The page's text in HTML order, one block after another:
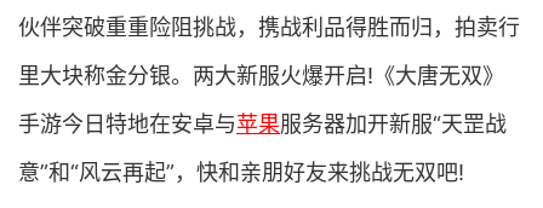
伙伴突破重重险阻挑战，携战利品得胜而归，拍卖行
里大块称金分银。两大新服火爆开启!《大唐无双》
手游今日特地在安卓与苹果服务器加开新服“天罡战
意”和“风云再起”，快和亲朋好友来挑战无双吧!